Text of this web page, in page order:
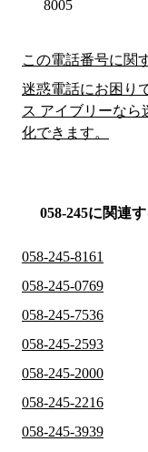
8005
この電話番号に関
迷惑電話にお困り
ス アイブリーな
化できます。
058-245に関連
058-245-8161
058-245-0769
058-245-7536
058-245-2593
058-245-2000
058-245-2216
058-245-3939